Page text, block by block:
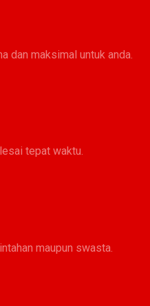
dan maksimal untuk anda.​
tepat waktu.
maupun swasta.​